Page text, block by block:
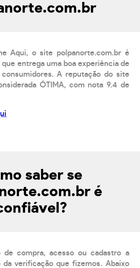
Aqui, o site polpanorte.com.br é
entrega uma boa experiência de
A reputação do site
ÓTIMA, com nota 9.4 de
saber se
é
de compra, acesso ou cadastro a
verificação que fizemos. Abaixo